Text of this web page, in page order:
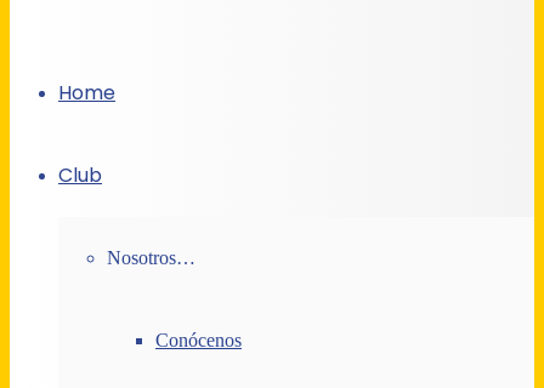
Home
Club
Nosotros…
Conócenos